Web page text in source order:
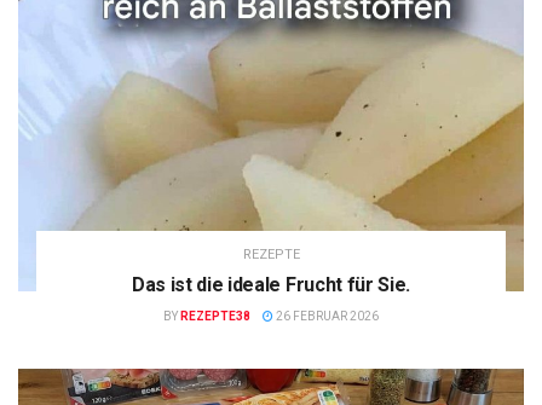
REZEPTE
Das ist die ideale Frucht für Sie.
BY REZEPTE38 26 FEBRUAR 2026